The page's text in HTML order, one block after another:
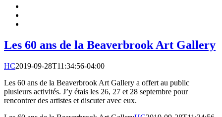
Les 60 ans de la Beaverbrook Art Gallery
HC2019-09-28T11:34:56-04:00
Les 60 ans de la Beaverbrook Art Gallery a offert au public
plusieurs activités. J’y étais les 26, 27 et 28 septembre pour
rencontrer des artistes et discuter avec eux.